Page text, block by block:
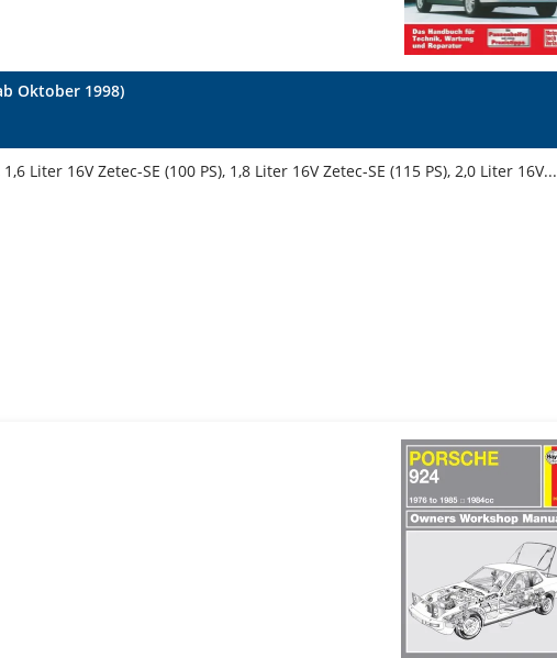
Oktober 1998)
Liter 16V Zetec-SE (100 PS), 1,8 Liter 16V Zetec-SE (115 PS), 2,0 Liter 16V...